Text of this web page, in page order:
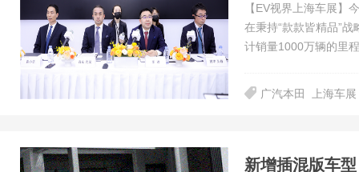
【EV视界上海车展】
在秉持“款款皆精品”
计销量1000万辆的里
广汽本田 上海车展
新增插混版车